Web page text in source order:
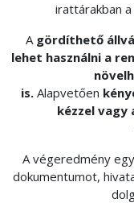
irattárakban
A gördíthető
lehet használni a
is. Alapvetően
kézzel vagy
A végeredmény
dokumentumot,